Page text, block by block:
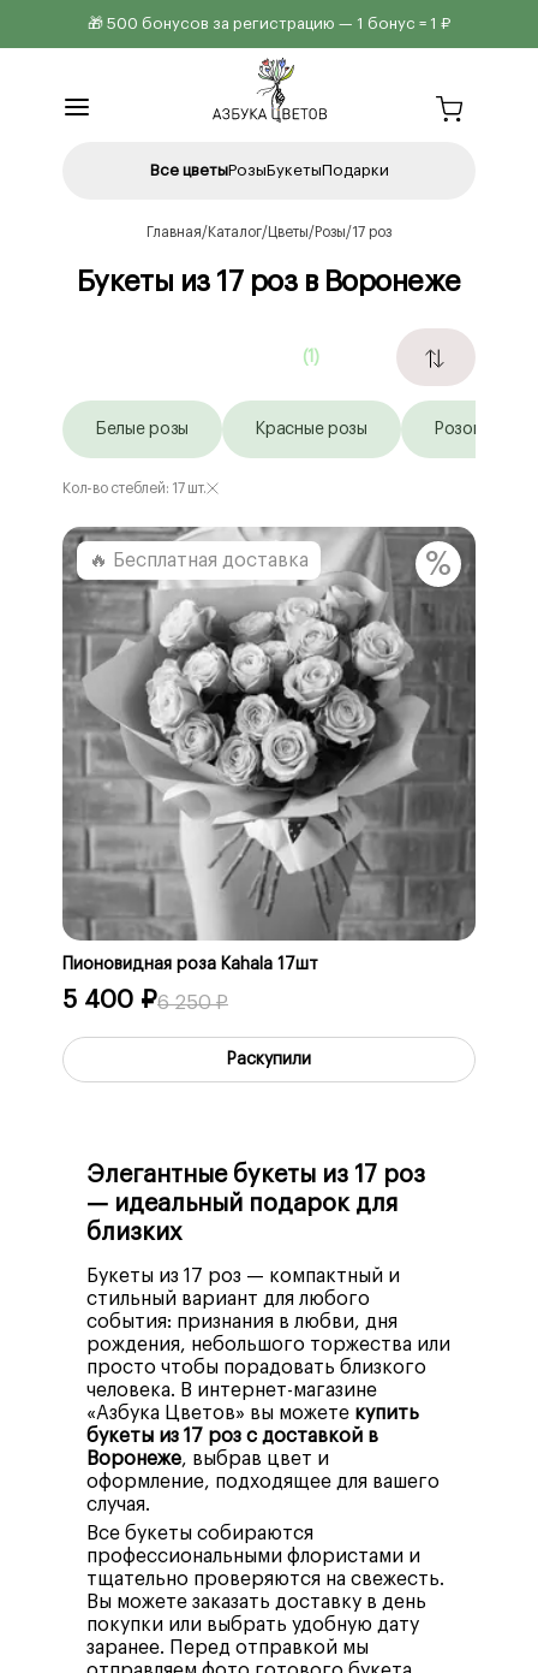
🎁 500 бонусов за регистрацию — 1 бонус = 1 ₽
Все цветыРозыБукетыПодарки
Главная Каталог Цветы Розы 17 роз
Букеты из 17 роз в Воронеже
(1)
Белые розы Красные розы Розовые
Кол-во стеблей: 17 шт.
%
🔥 Бесплатная доставка
Пионовидная роза Kahala 17шт
5 400 ₽6 250 ₽
Раскупили
Элегантные букеты из 17 роз
— идеальный подарок для
близких
Букеты из 17 роз — компактный и
стильный вариант для любого
события: признания в любви, дня
рождения, небольшого торжества или
просто чтобы порадовать близкого
человека. В интернет-магазине
«Азбука Цветов» вы можете купить
букеты из 17 роз с доставкой в
Воронеже, выбрав цвет и
оформление, подходящее для вашего
случая.
Все букеты собираются
профессиональными флористами и
тщательно проверяются на свежесть.
Вы можете заказать доставку в день
покупки или выбрать удобную дату
заранее. Перед отправкой мы